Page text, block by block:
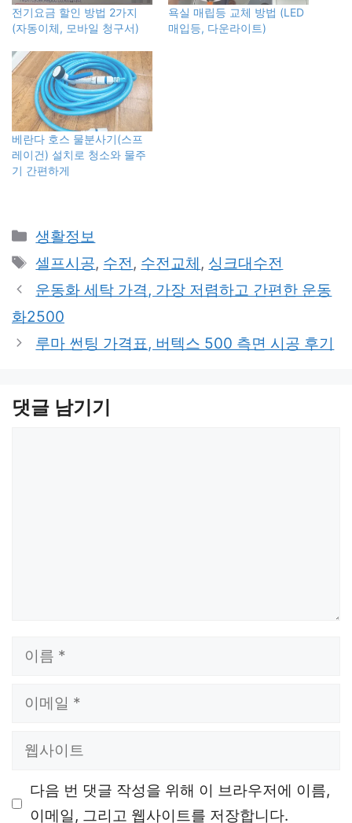
전기요금 할인 방법 2가지
(자동이체, 모바일 청구서)
욕실 매립등 교체 방법 (LED
매입등, 다운라이트)
베란다 호스 물분사기(스프
레이건) 설치로 청소와 물주
기 간편하게
카
테
리
생활정보
태
그
셀프시공, 수전 , 수전교체, 싱크대수전
운동화 세탁 가격, 가장 저렴하고 간편한 운동
화2500
루마 썬팅 가격표, 버텍스 500 측면 시공 후기
댓글 남기기
일
다음 번 댓글 작성을 위해 이 브라우저에 이름,
이메일, 그리고 웹사이트를 저장합니다.